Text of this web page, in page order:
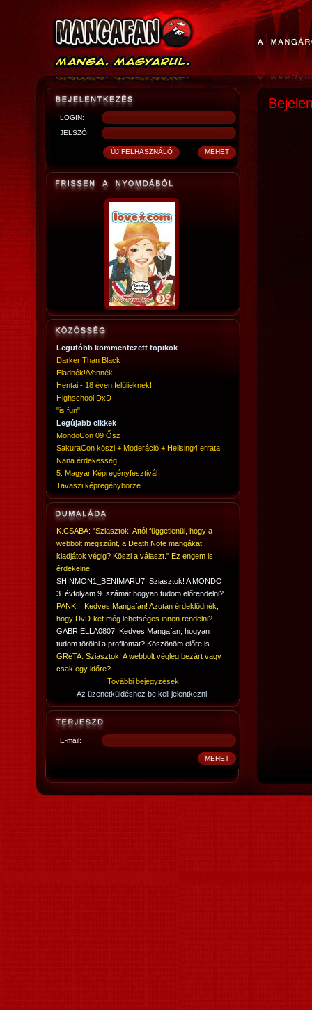
LOGIN:
JELSZÓ:
Legutóbb kommentezett topikok
Darker Than Black
Eladnék!/Vennék!
Hentai - 18 éven felülieknek!
Highschool DxD
"is fun"
Legújabb cikkek
MondoCon 09 Ősz
SakuraCon köszi + Moderáció + Hellsing4 errata
Nana érdekesség
5. Magyar Képregényfesztivál
Tavaszi képregénybörze
K.CSABA: "Sziasztok! Attól függetlenül, hogy a
webbolt megszűnt, a Death Note mangákat
kiadjátok végig? Köszi a választ." Ez engem is
érdekelne.
SHINMON1_BENIMARU7: Sziasztok! A MONDO
3. évfolyam 9. számát hogyan tudom előrendelni?
PANKII: Kedves Mangafan! Azután érdeklődnék,
hogy DvD-ket még lehetséges innen rendelni?
GABRIELLA0807: Kedves Mangafan, hogyan
tudom törölni a profilomat? Köszönöm előre is.
GRéTA: Sziasztok! A webbolt végleg bezárt vagy
csak egy időre?
További bejegyzések
Az üzenetküldéshez be kell jelentkezni!
E-mail: